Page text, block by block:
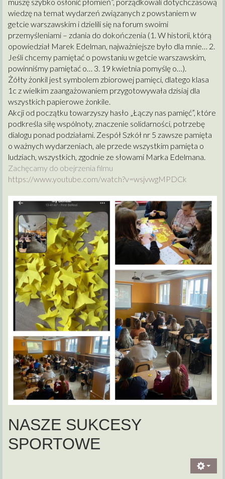
wiedzę na temat wydarzeń związanych z powstaniem w
getcie warszawskim i dzielili się na forum swoimi
przemyśleniami – zdania do dokończenia (1. W historii, którą
opowiedział Marek Edelman, najważniejsze było dla mnie… 2.
Jeśli chcemy pamiętać o powstaniu w getcie warszawskim,
powinniśmy pamiętać o… 3. 19 kwietnia pomyślę o…).
Żółty żonkil jest symbolem zbiorowej pamięci, dlatego klasa
1c z wielkim zaangażowaniem przygotowywała dzisiaj dla
wszystkich papierowe żonkile.
Akcji od początku towarzyszy hasło „Łączy nas pamięć”, które
podkreśla siłę wspólnoty, znaczenie solidarności, potrzebę
dialogu ponad podziałami. Zespół Szkół nr 5 zawsze pamięta
o ważnych wydarzeniach, ale przede wszystkim pamięta o
ludziach, wszystkich, zgodnie ze słowami Marka Edelmana.
Zachęcamy do obejrzenia filmu
https://www.youtube.com/watch?v=wsjvwgMPDCk
NASZE SUKCESY
SPORTOWE